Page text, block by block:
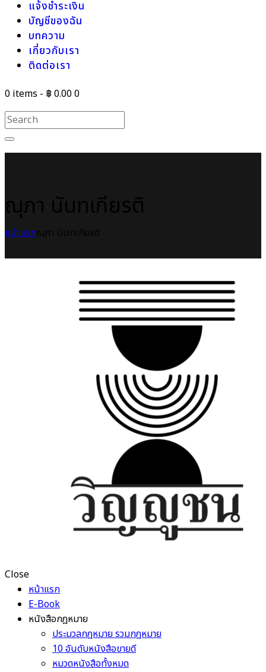
แจ้งชำระเงิน
บัญชีของฉัน
บทความ
เกี่ยวกับเรา
ติดต่อเรา
0 items - ฿ 0.000
หน้าแรก
Close
หน้าแรก
E-Book
หนังสือกฎหมาย
ประมวลกฎหมาย รวมกฎหมาย
10 อันดับหนังสือขายดี
หมวดหนังสือทั้งหมด